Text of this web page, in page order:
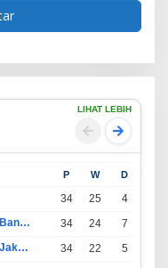
LIHAT LEBIH
P W D
34 25 4
Persatuan Sepak Bola Indonesia Bandung 34 24 7
Persatuan Sepak Bola Indonesia Jakarta 34 22 5